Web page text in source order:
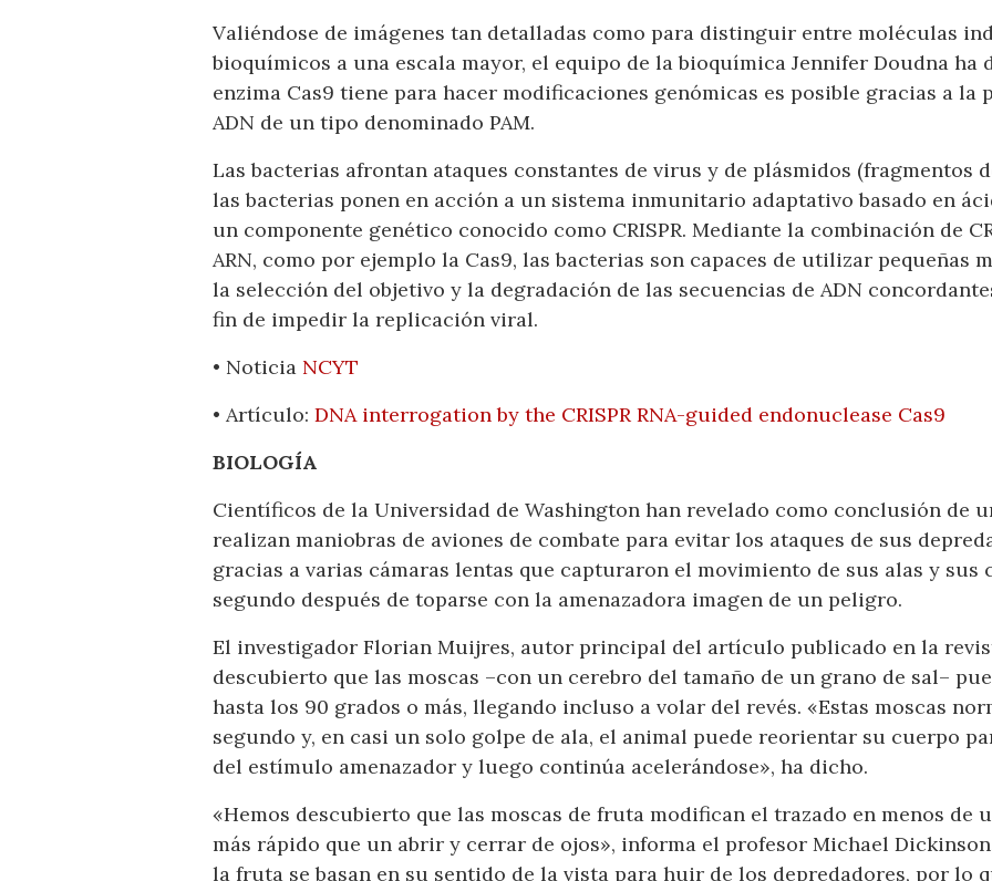
Valiéndose de imágenes tan detalladas como para distinguir entre moléculas
bioquímicos a una escala mayor, el equipo de la bioquímica Jennifer Doudna ha
enzima Cas9 tiene para hacer modificaciones genómicas es posible gracias a la
ADN de un tipo denominado PAM.
Las bacterias afrontan ataques constantes de virus y de plásmidos (fragmentos
las bacterias ponen en acción a un sistema inmunitario adaptativo basado en
un componente genético conocido como CRISPR. Mediante la combinación de
ARN, como por ejemplo la Cas9, las bacterias son capaces de utilizar pequeñas
la selección del objetivo y la degradación de las secuencias de ADN
fin de impedir la replicación viral.
• Noticia NCYT
• Artículo: DNA interrogation by the CRISPR RNA-guided endonuclease Cas9
BIOLOGÍA
Científicos de la Universidad de Washington han revelado como conclusión de
realizan maniobras de aviones de combate para evitar los ataques de sus
gracias a varias cámaras lentas que capturaron el movimiento de sus alas y sus
segundo después de toparse con la amenazadora imagen de un peligro.
El investigador Florian Muijres, autor principal del artículo publicado en la
descubierto que las moscas –con un cerebro del tamaño de un grano de sal–
hasta los 90 grados o más, llegando incluso a volar del revés. «Estas moscas
segundo y, en casi un solo golpe de ala, el animal puede reorientar su cuerpo
del estímulo amenazador y luego continúa acelerándose», ha dicho.
«Hemos descubierto que las moscas de fruta modifican el trazado en menos de
más rápido que un abrir y cerrar de ojos», informa el profesor Michael
la fruta se basan en su sentido de la vista para huir de los depredadores, por lo